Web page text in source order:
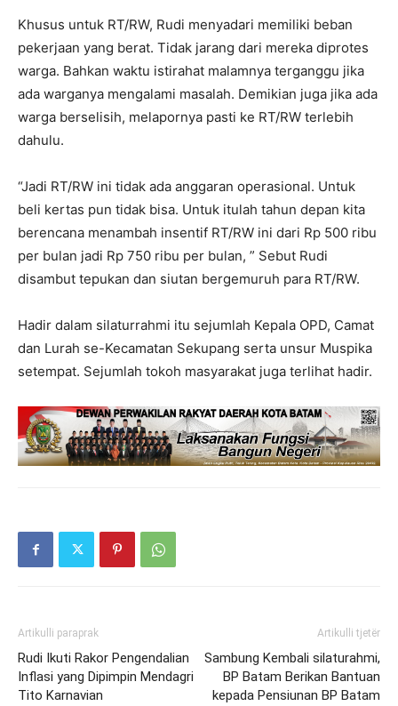
Khusus untuk RT/RW, Rudi menyadari memiliki beban
pekerjaan yang berat. Tidak jarang dari mereka diprotes
warga. Bahkan waktu istirahat malamnya terganggu jika
ada warganya mengalami masalah. Demikian juga jika ada
warga berselisih, melapornya pasti ke RT/RW terlebih
dahulu.
“Jadi RT/RW ini tidak ada anggaran operasional. Untuk
beli kertas pun tidak bisa. Untuk itulah tahun depan kita
berencana menambah insentif RT/RW ini dari Rp 500 ribu
per bulan jadi Rp 750 ribu per bulan, ” Sebut Rudi
disambut tepukan dan siutan bergemuruh para RT/RW.
Hadir dalam silaturrahmi itu sejumlah Kepala OPD, Camat
dan Lurah se-Kecamatan Sekupang serta unsur Muspika
setempat. Sejumlah tokoh masyarakat juga terlihat hadir.
Artikulli paraprak
Rudi Ikuti Rakor Pengendalian
Inflasi yang Dipimpin Mendagri
Tito Karnavian
Artikulli tjetër
Sambung Kembali silaturahmi,
BP Batam Berikan Bantuan
kepada Pensiunan BP Batam